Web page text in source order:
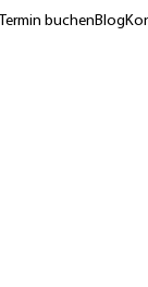
Termin buchenBlog